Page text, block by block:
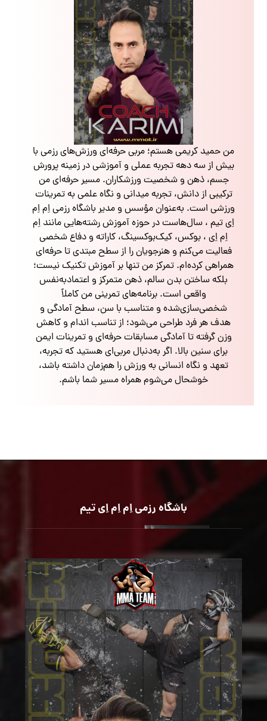
من حمید کریمی هستم؛ مربی حرفه‌ای ورزش‌های رزمی با
بیش از سه دهه تجربه عملی و آموزشی در زمینه پرورش
جسم، ذهن و شخصیت ورزشکاران. مسیر حرفه‌ای من
ترکیبی از دانش، تجربه میدانی و نگاه علمی به تمرینات
ورزشی است. به‌عنوان مؤسس و مدیر باشگاه رزمی اِم اِم
اِی تیم ، سال‌هاست در حوزه آموزش رشته‌هایی مانند اِم
اِم اِی ، بوکس، کیک‌بوکسینگ، کاراته و دفاع شخصی
فعالیت می‌کنم و هنرجویان را از سطح مبتدی تا حرفه‌ای
همراهی کرده‌ام. تمرکز من تنها بر آموزش تکنیک نیست؛
بلکه ساختن بدن سالم، ذهن متمرکز و اعتمادبه‌نفس
واقعی است. برنامه‌های تمرینی من کاملاً
شخصی‌سازی‌شده و متناسب با سن، سطح آمادگی و
هدف هر فرد طراحی می‌شود؛ از تناسب اندام و کاهش
وزن گرفته تا آمادگی مسابقات حرفه‌ای و تمرینات ایمن
برای سنین بالا. اگر به‌دنبال مربی‌ای هستید که تجربه،
تعهد و نگاه انسانی به ورزش را هم‌زمان داشته باشد،
خوشحال می‌شوم همراه مسیر شما باشم.
باشگاه رزمی اِم اِم اِی تیم